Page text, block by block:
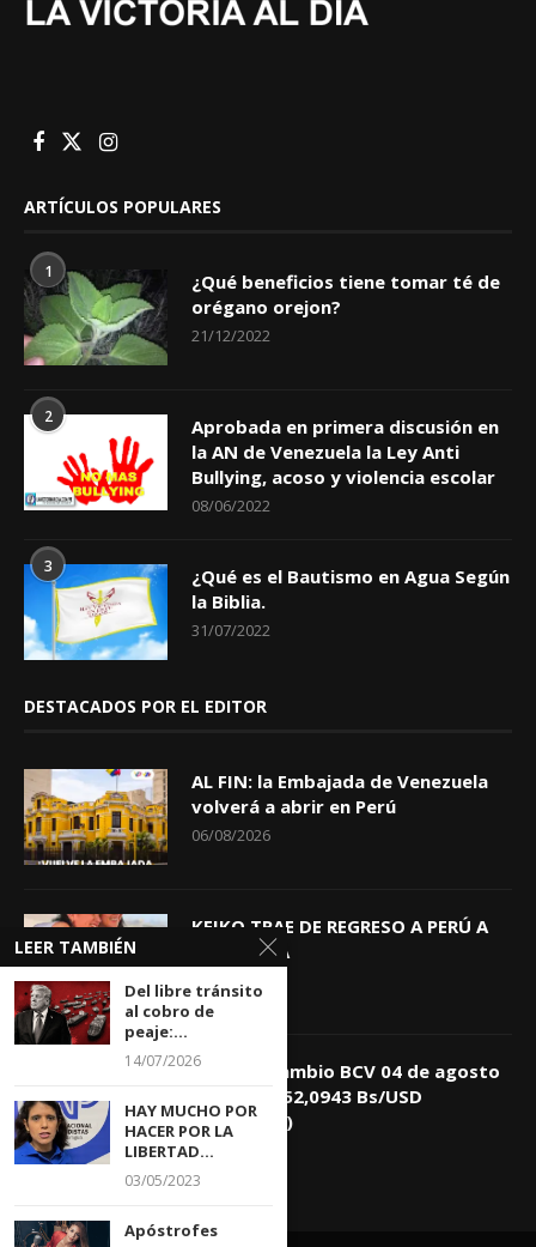
ARTÍCULOS POPULARES
1
¿Qué beneficios tiene tomar té de
orégano orejon?
21/12/2022
2
Aprobada en primera discusión en
la AN de Venezuela la Ley Anti
Bullying, acoso y violencia escolar
08/06/2022
3
¿Qué es el Bautismo en Agua Según
la Biblia.
31/07/2022
DESTACADOS POR EL EDITOR
AL FIN: la Embajada de Venezuela
volverá a abrir en Perú
06/08/2026
KEIKO TRAE DE REGRESO A PERÚ A
GIOVANNA
04/08/2026
Tasa de Cambio BCV 04 de agosto
de 2026: 752,0943 Bs/USD
(+0,4418%)
04/08/2026
LEER TAMBIÉN
Del libre tránsito
al cobro de
peaje:...
14/07/2026
HAY MUCHO POR
HACER POR LA
LIBERTAD...
03/05/2023
Apóstrofes